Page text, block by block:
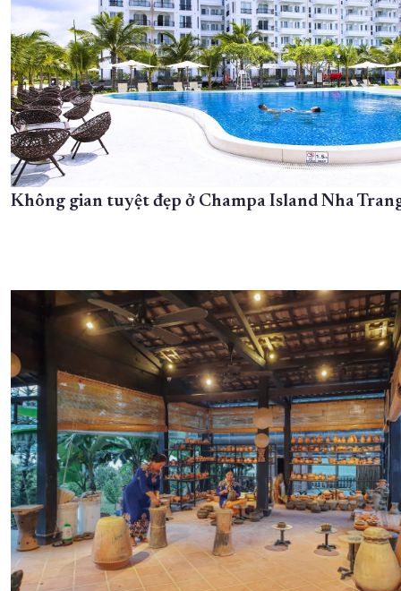
Không gian tuyệt đẹp ở Champa Island Nha